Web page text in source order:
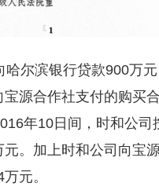
尔滨银行贷款900万
源合作社支付的购买
年10日间，时和公司
。加上时和公司向宝
元。